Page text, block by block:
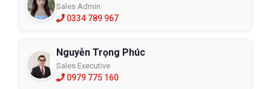
Sales Admin
0334 789 967
Nguyễn Trọng Phúc
Sales Executive
0979 775 160